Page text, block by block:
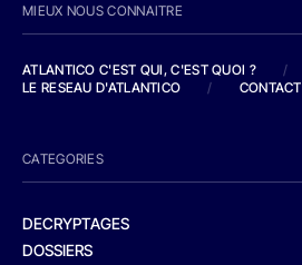
MIEUX NOUS CONNAITRE
ATLANTICO C'EST QUI, C'EST QUOI ?
/
LE RESEAU D'ATLANTICO
/ CONTACT
CATEGORIES
DECRYPTAGES
DOSSIERS